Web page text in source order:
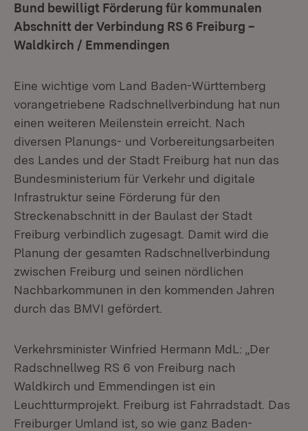
Bund bewilligt Förderung für kommunalen
Abschnitt der Verbindung RS 6 Freiburg –
Waldkirch / Emmendingen
Eine wichtige vom Land Baden-Württemberg
vorangetriebene Radschnellverbindung hat nun
einen weiteren Meilenstein erreicht. Nach
diversen Planungs- und Vorbereitungsarbeiten
des Landes und der Stadt Freiburg hat nun das
Bundesministerium für Verkehr und digitale
Infrastruktur seine Förderung für den
Streckenabschnitt in der Baulast der Stadt
Freiburg verbindlich zugesagt. Damit wird die
Planung der gesamten Radschnellverbindung
zwischen Freiburg und seinen nördlichen
Nachbarkommunen in den kommenden Jahren
durch das BMVI gefördert.
Verkehrsminister Winfried Hermann MdL: „Der
Radschnellweg RS 6 von Freiburg nach
Waldkirch und Emmendingen ist ein
Leuchtturmprojekt. Freiburg ist Fahrradstadt. Das
Freiburger Umland ist, so wie ganz Baden-